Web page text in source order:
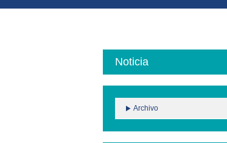
Noticia
Archivo